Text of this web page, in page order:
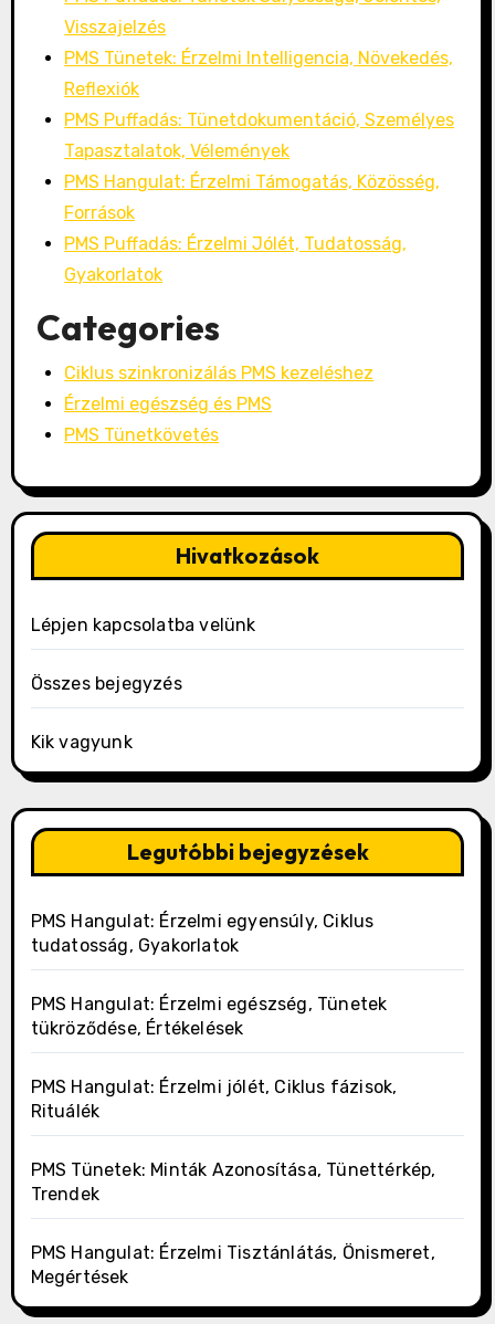
Visszajelzés
PMS Tünetek: Érzelmi Intelligencia, Növekedés,
Reflexiók
PMS Puffadás: Tünetdokumentáció, Személyes
Tapasztalatok, Vélemények
PMS Hangulat: Érzelmi Támogatás, Közösség,
Források
PMS Puffadás: Érzelmi Jólét, Tudatosság,
Gyakorlatok
Categories
Ciklus szinkronizálás PMS kezeléshez
Érzelmi egészség és PMS
PMS Tünetkövetés
Hivatkozások
Lépjen kapcsolatba velünk
Összes bejegyzés
Kik vagyunk
Legutóbbi bejegyzések
PMS Hangulat: Érzelmi egyensúly, Ciklus
tudatosság, Gyakorlatok
PMS Hangulat: Érzelmi egészség, Tünetek
tükröződése, Értékelések
PMS Hangulat: Érzelmi jólét, Ciklus fázisok,
Rituálék
PMS Tünetek: Minták Azonosítása, Tünettérkép,
Trendek
PMS Hangulat: Érzelmi Tisztánlátás, Önismeret,
Megértések